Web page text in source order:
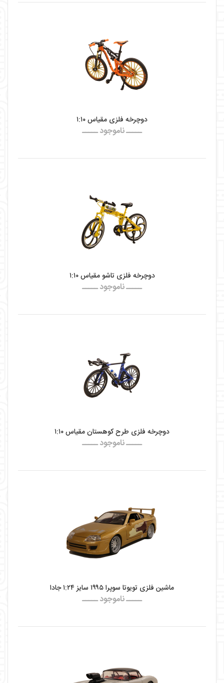
دوچرخه فلزی مقیاس ۱:۱۰
ـــــ ناموجود ـــــ
دوچرخه فلزی تاشو مقیاس ۱:۱۰
ـــــ ناموجود ـــــ
دوچرخه فلزی طرح کوهستان مقیاس ۱:۱۰
ـــــ ناموجود ـــــ
ماشین فلزی تویوتا سوپرا ۱۹۹۵ سایز ۱:۲۴ جادا
ـــــ ناموجود ـــــ